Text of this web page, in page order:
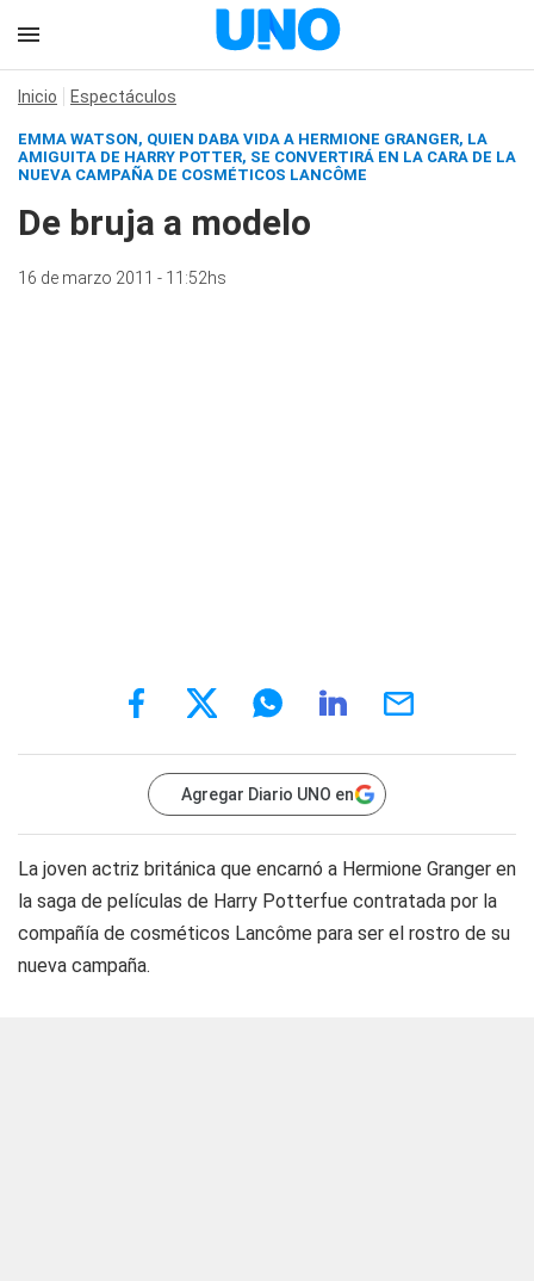
Inicio Espectáculos
EMMA WATSON, QUIEN DABA VIDA A HERMIONE GRANGER, LA
AMIGUITA DE HARRY POTTER, SE CONVERTIRÁ EN LA CARA DE LA
NUEVA CAMPAÑA DE COSMÉTICOS LANCÔME
De bruja a modelo
16 de marzo 2011 - 11:52hs
Agregar Diario UNO en
La joven actriz británica que encarnó a Hermione Granger en
la saga de películas de Harry Potterfue contratada por la
compañía de cosméticos Lancôme para ser el rostro de su
nueva campaña.